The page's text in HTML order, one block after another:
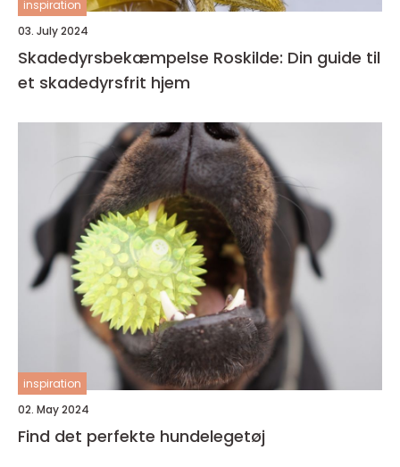
inspiration
03. July 2024
Skadedyrsbekæmpelse Roskilde: Din guide til
et skadedyrsfrit hjem
inspiration
02. May 2024
Find det perfekte hundelegetøj